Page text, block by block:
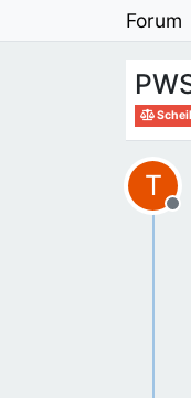
Forum
T